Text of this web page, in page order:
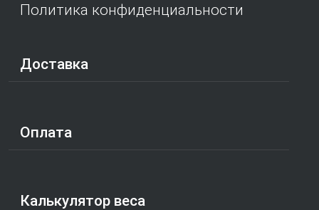
Политика конфиденциальности
Доставка
Оплата
Калькулятор веса